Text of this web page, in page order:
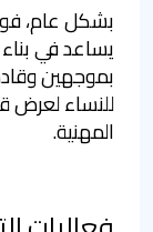
بشكل عام،
يساعد في
بموجهين
للنساء لعرض
المهنية.